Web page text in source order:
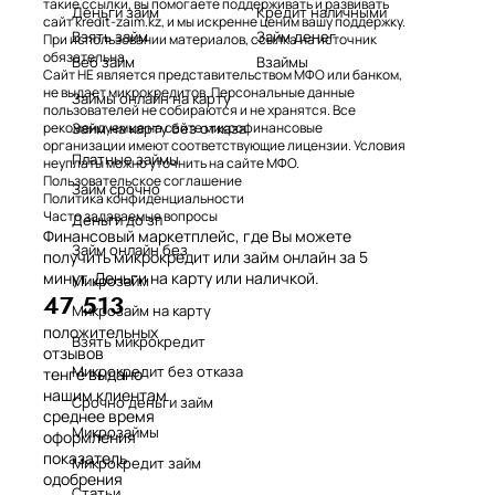
Деньги займ
Взять займ
Веб займ
Кредит наличными
Займ денег
Взаймы
Займы онлайн на карту
Займ на карту без отказа
Платные займы
Займ срочно
Деньги до зп
Займ онлайн без
Микрозайм
Микрозайм на карту
Взять микрокредит
Микрокредит без отказа
Срочно деньги займ
Микрозаймы
Микрокредит займ
такие ссылки, вы помогаете поддерживать и развивать
сайт kredit-zaim.kz, и мы искренне ценим вашу поддержку.
При использовании материалов, ссылка на источник
обязательна.
Сайт НЕ является представительством МФО или банком,
не выдает микрокредитов. Персональные данные
пользователей не собираются и не хранятся. Все
рекомендуемые на сайте микрофинансовые
организации имеют соответствующие лицензии. Условия
неуплаты можно уточнить на сайте МФО.
Пользовательское соглашение
Политика конфиденциальности
Часто задаваемые вопросы
Финансовый маркетплейс, где Вы можете
получить микрокредит или займ онлайн за 5
минут. Деньги на карту или наличкой.
47 513
положительных
отзывов
тенге выдано
нашим клиентам
среднее время
оформления
показатель
одобрения